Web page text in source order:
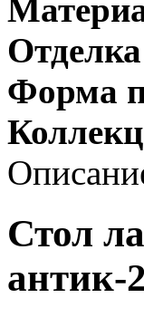
Форма
Стол
антик-